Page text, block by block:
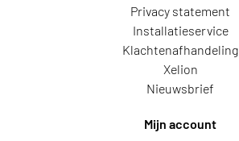
Privacy statement
Installatieservice
Klachtenafhandeling
Xelion
Nieuwsbrief
Mijn account